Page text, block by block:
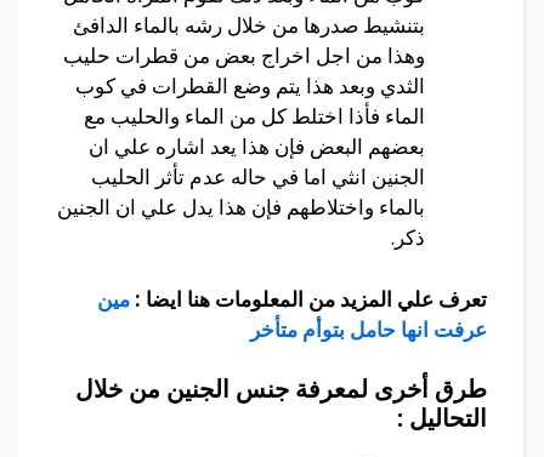
بتنشيط صدرها من خلال رشه بالماء الدافئ
وهذا من اجل اخراج بعض من قطرات حليب
الثدي وبعد هذا يتم وضع القطرات في كوب
الماء فأذا اختلط كل من الماء والحليب مع
بعضهم البعض فإن هذا يعد اشاره علي ان
الجنين انثي اما في حاله عدم تأثر الحليب
بالماء واختلاطهم فإن هذا يدل علي ان الجنين
ذكر.
تعرف علي المزيد من المعلومات هنا ايضا : مين
عرفت انها حامل بتوأم متأخر
طرق أخرى لمعرفة جنس الجنين من خلال
التحاليل :